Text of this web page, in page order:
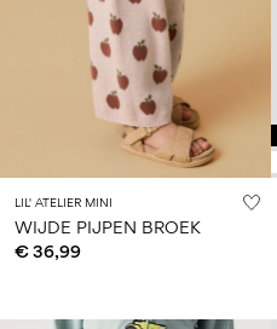
LIL' ATELIER MINI
WIJDE PIJPEN BROEK
€ 36,99